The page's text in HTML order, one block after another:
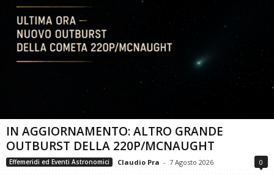
IN AGGIORNAMENTO: ALTRO GRANDE
OUTBURST DELLA 220P/MCNAUGHT
Effemeridi ed Eventi Astronomici Claudio Pra - 7 Agosto 2026 0